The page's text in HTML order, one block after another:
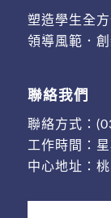
塑造學生全
領導風範．
聯絡我們
聯絡方式：
工作時間：
中心地址：